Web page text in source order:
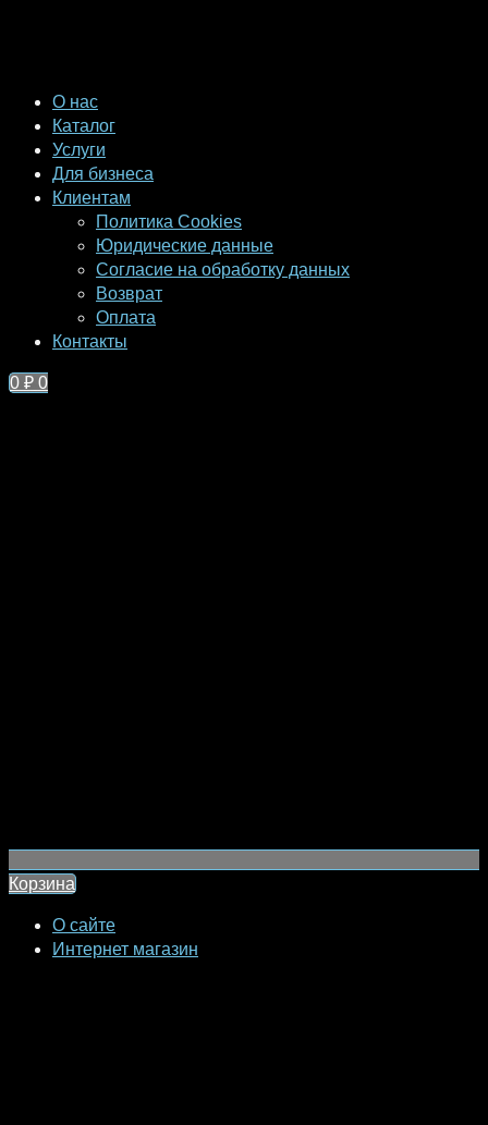
О нас
Каталог
Услуги
Для бизнеса
Клиентам
Политика Cookies
Юридические данные
Согласие на обработку данных
Возврат
Оплата
Контакты
0 ₽ 0
Корзина
О сайте
Интернет магазин